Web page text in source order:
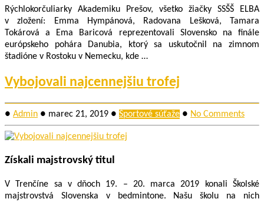
Rýchlokorčuliarky Akademiku Prešov, všetko žiačky SSŠŠ ELBA
v zložení: Emma Hympánová, Radovana Lešková, Tamara
Tokárová a Ema Baricová reprezentovali Slovensko na finále
európskeho pohára Danubia, ktorý sa uskutočnil na zimnom
štadióne v Rostoku v Nemecku, kde …
Vybojovali najcennejšiu trofej
● Admin ● marec 21, 2019 ● Športové súťaže ● No Comments
Získali majstrovský titul
V Trenčíne sa v dňoch 19. – 20. marca 2019 konali Školské
majstrovstvá Slovenska v bedmintone. Našu školu na nich